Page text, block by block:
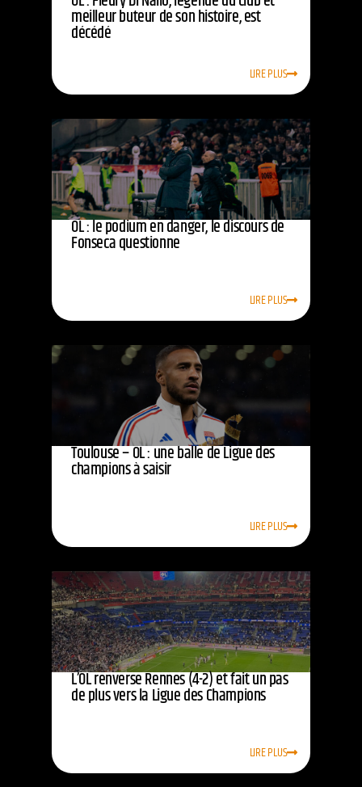
meilleur buteur de son histoire, est
décédé
LIRE PLUS
OL : le podium en danger, le discours de
Fonseca questionne
LIRE PLUS
Toulouse – OL : une balle de Ligue des
champions à saisir
LIRE PLUS
L’OL renverse Rennes (4-2) et fait un pas
de plus vers la Ligue des Champions
LIRE PLUS